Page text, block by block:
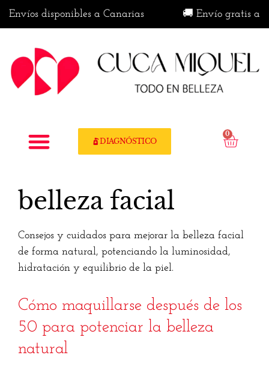
disponibles a Canarias 🚚 Envío gratis a
DIAGNÓSTICO
0
belleza facial
Consejos y cuidados para mejorar la belleza facial
de forma natural, potenciando la luminosidad,
hidratación y equilibrio de la piel.
Cómo maquillarse después de los
50 para potenciar la belleza
natural